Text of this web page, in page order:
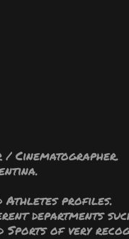
Cinematographer.
Athletes profiles.
departments
Sports of very